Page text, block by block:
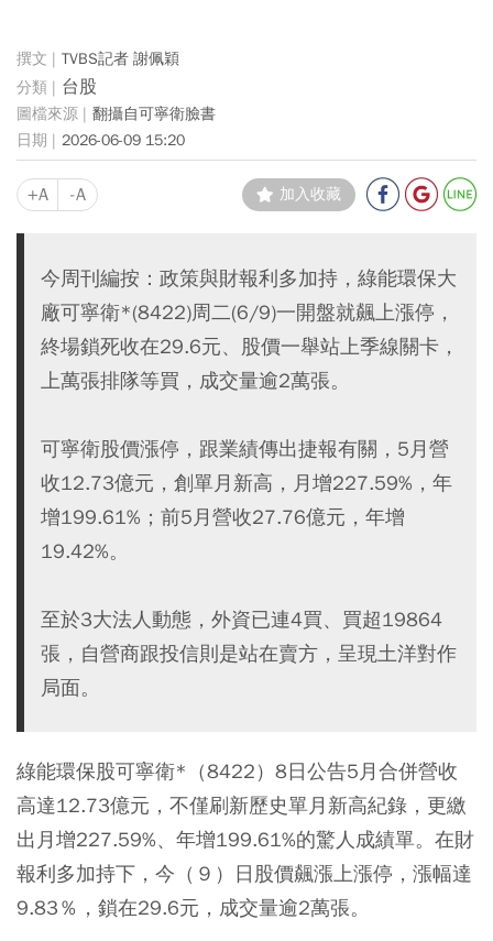
TVBS記者 謝佩穎
台股
翻攝自可寧衛臉書
2026-06-09 15:20
+A -A 加入收藏
今周刊編按：政策與財報利多加持，綠能環保大
廠可寧衛*(8422)周二(6/9)一開盤就飆上漲停，
終場鎖死收在29.6元、股價一舉站上季線關卡，
上萬張排隊等買，成交量逾2萬張。
可寧衛股價漲停，跟業績傳出捷報有關，5月營
收12.73億元，創單月新高，月增227.59%，年
增199.61%；前5月營收27.76億元，年增
19.42%。
至於3大法人動態，外資已連4買、買超19864
張，自營商跟投信則是站在賣方，呈現土洋對作
局面。
綠能環保股可寧衛*（8422）8日公告5月合併營收
高達12.73億元，不僅刷新歷史單月新高紀錄，更繳
出月增227.59%、年增199.61%的驚人成績單。在財
報利多加持下，今（９）日股價飆漲上漲停，漲幅達
9.83％，鎖在29.6元，成交量逾2萬張。